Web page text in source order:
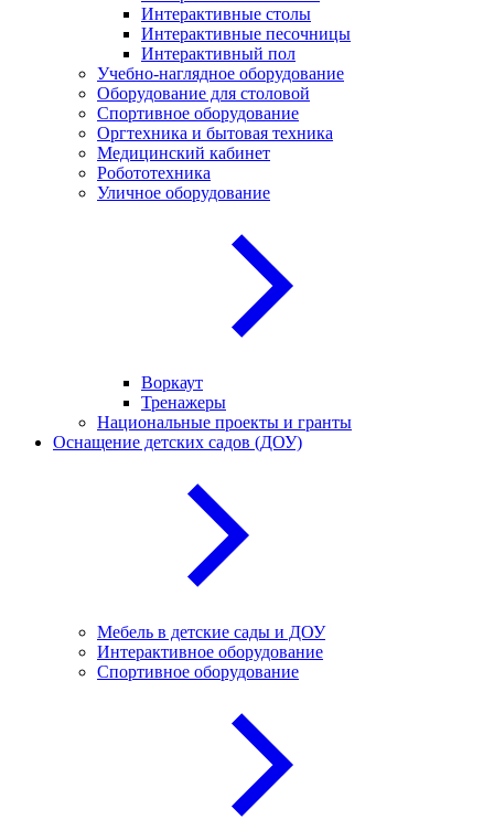
Интерактивные столы
Интерактивные песочницы
Интерактивный пол
Учебно-наглядное оборудование
Оборудование для столовой
Спортивное оборудование
Оргтехника и бытовая техника
Медицинский кабинет
Робототехника
Уличное оборудование
Воркаут
Тренажеры
Национальные проекты и гранты
Оснащение детских садов (ДОУ)
Мебель в детские сады и ДОУ
Интерактивное оборудование
Спортивное оборудование